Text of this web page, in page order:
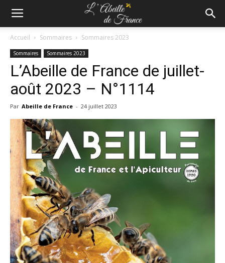
Accueil Sommaires Sommaires 2023
Sommaires Sommaires 2023
L’Abeille de France de juillet-
août 2023 – N°1114
Par Abeille de France - 24 juillet 2023